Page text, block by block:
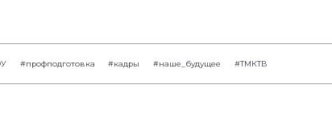
#профподготовка #кадры #наше_будущее #ТМКТВ